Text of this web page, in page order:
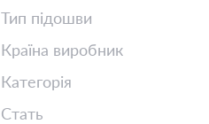
Тип підошви
Країна виробник
Категорія
Стать